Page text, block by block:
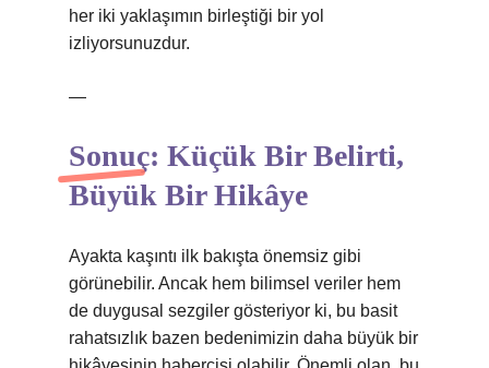
her iki yaklaşımın birleştiği bir yol
izliyorsunuzdur.
—
Sonuç: Küçük Bir Belirti,
Büyük Bir Hikâye
Ayakta kaşıntı ilk bakışta önemsiz gibi
görünebilir. Ancak hem bilimsel veriler hem
de duygusal sezgiler gösteriyor ki, bu basit
rahatsızlık bazen bedenimizin daha büyük bir